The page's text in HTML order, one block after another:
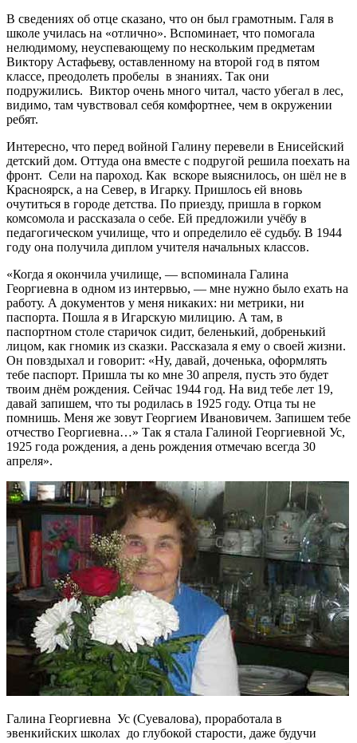
В сведениях об отце сказано, что он был грамотным. Галя в
школе училась на «отлично». Вспоминает, что помогала
нелюдимому, неуспевающему по нескольким предметам
Виктору Астафьеву, оставленному на второй год в пятом
классе, преодолеть пробелы в знаниях. Так они
подружились. Виктор очень много читал, часто убегал в лес,
видимо, там чувствовал себя комфортнее, чем в окружении
ребят.
Интересно, что перед войной Галину перевели в Енисейский
детский дом. Оттуда она вместе с подругой решила поехать на
фронт. Сели на пароход. Как вскоре выяснилось, он шёл не в
Красноярск, а на Север, в Игарку. Пришлось ей вновь
очутиться в городе детства. По приезду, пришла в горком
комсомола и рассказала о себе. Ей предложили учёбу в
педагогическом училище, что и определило её судьбу. В 1944
году она получила диплом учителя начальных классов.
«Когда я окончила училище, — вспоминала Галина
Георгиевна в одном из интервью, — мне нужно было ехать на
работу. А документов у меня никаких: ни метрики, ни
паспорта. Пошла я в Игарскую милицию. А там, в
паспортном столе старичок сидит, беленький, добренький
лицом, как гномик из сказки. Рассказала я ему о своей жизни.
Он повздыхал и говорит: «Ну, давай, доченька, оформлять
тебе паспорт. Пришла ты ко мне 30 апреля, пусть это будет
твоим днём рождения. Сейчас 1944 год. На вид тебе лет 19,
давай запишем, что ты родилась в 1925 году. Отца ты не
помнишь. Меня же зовут Георгием Ивановичем. Запишем тебе
отчество Георгиевна…» Так я стала Галиной Георгиевной Ус,
1925 года рождения, а день рождения отмечаю всегда 30
апреля».
Галина Георгиевна Ус (Суевалова), проработала в
эвенкийских школах до глубокой старости, даже будучи